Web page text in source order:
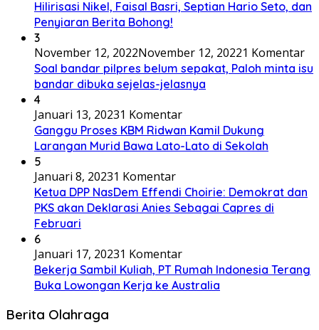
Hilirisasi Nikel, Faisal Basri, Septian Hario Seto, dan
Penyiaran Berita Bohong!
3
November 12, 2022November 12, 20221 Komentar
Soal bandar pilpres belum sepakat, Paloh minta isu
bandar dibuka sejelas-jelasnya
4
Januari 13, 20231 Komentar
Ganggu Proses KBM Ridwan Kamil Dukung
Larangan Murid Bawa Lato-Lato di Sekolah
5
Januari 8, 20231 Komentar
Ketua DPP NasDem Effendi Choirie: Demokrat dan
PKS akan Deklarasi Anies Sebagai Capres di
Februari
6
Januari 17, 20231 Komentar
Bekerja Sambil Kuliah, PT Rumah Indonesia Terang
Buka Lowongan Kerja ke Australia
Berita Olahraga